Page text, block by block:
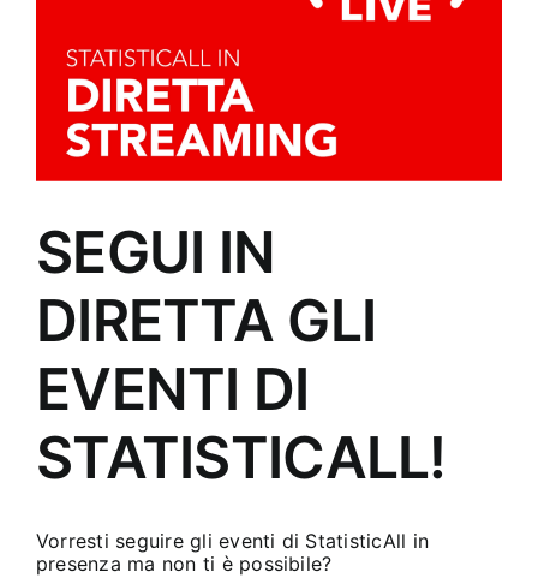
SEGUI IN
DIRETTA GLI
EVENTI DI
STATISTICALL!
Vorresti seguire gli eventi di StatisticAll in
presenza ma non ti è possibile?